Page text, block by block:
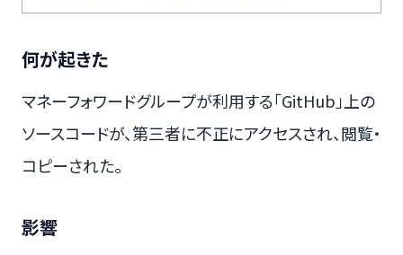
何が起きた
マネーフォワードグループが利用する「GitHub」上の
ソースコードが、第三者に不正にアクセスされ、閲覧・
コピーされた。
影響